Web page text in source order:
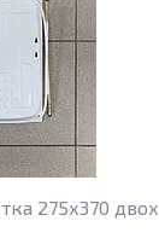
275х370 двох